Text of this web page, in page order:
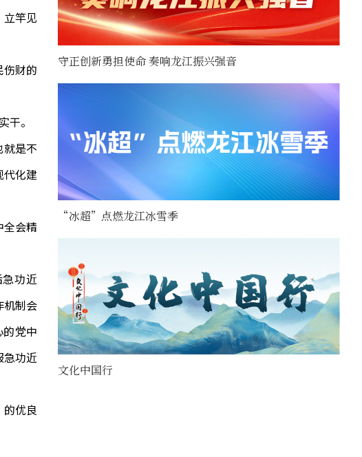
竿见
财的
。
是不
代化建
会精
功近
制会
党中
急功近
优良
守正创新勇担使命 奏响龙江振兴强音
“冰超”点燃龙江冰雪季
文化中国行